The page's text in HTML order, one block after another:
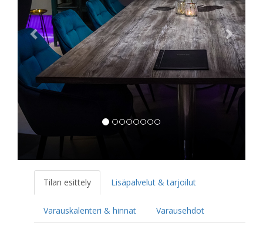
Tilan esittely Lisäpalvelut & tarjoilut
Varauskalenteri & hinnat Varausehdot